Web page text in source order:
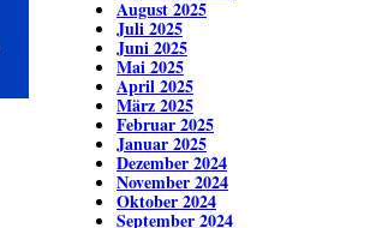
August 2025
Juli 2025
Juni 2025
Mai 2025
April 2025
März 2025
Februar 2025
Januar 2025
Dezember 2024
November 2024
Oktober 2024
September 2024